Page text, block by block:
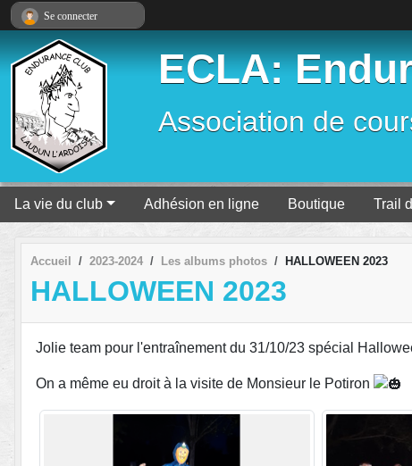
ECLA:
Association de
La vie du club Adhésion en ligne Boutique Trail
Accueil 2023-2024 Les albums photos HALLOWEEN 2023
HALLOWEEN 2023
Jolie team pour l'entraînement du 31/10/23 spécial
On a même eu droit à la visite de Monsieur le Potiron
Se connecter
Panneau de gestion des cookies